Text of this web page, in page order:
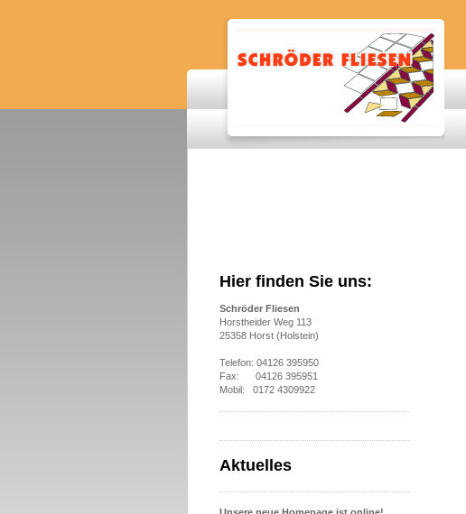
Hier finden Sie uns:
Schröder Fliesen
Horstheider Weg 113
25358 Horst (Holstein)
Telefon: 04126 395950
Fax: 04126 395951
Mobil: 0172 4309922
Aktuelles